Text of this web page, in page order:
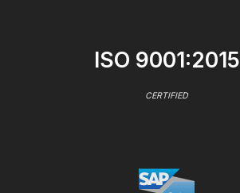
ISO 9001:2015
CERTIFIED